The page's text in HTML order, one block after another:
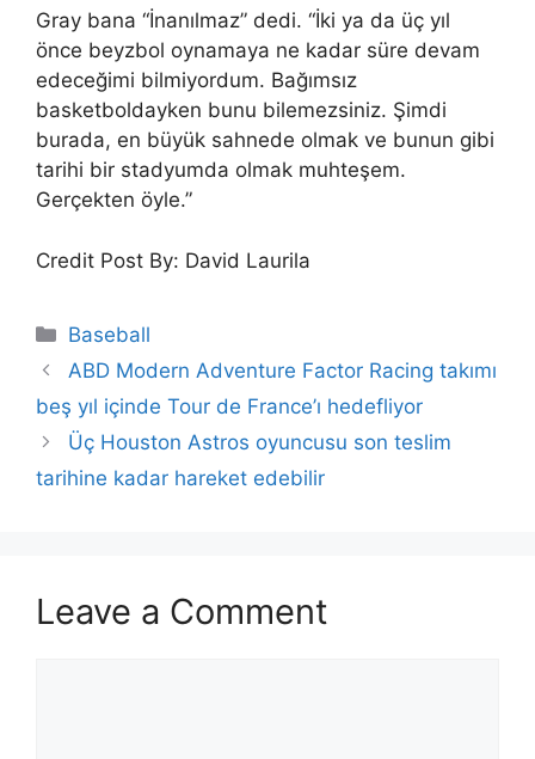
Gray bana “İnanılmaz” dedi. “İki ya da üç yıl
önce beyzbol oynamaya ne kadar süre devam
edeceğimi bilmiyordum. Bağımsız
basketboldayken bunu bilemezsiniz. Şimdi
burada, en büyük sahnede olmak ve bunun gibi
tarihi bir stadyumda olmak muhteşem.
Gerçekten öyle.”
Credit Post By: David Laurila
Categories
Baseball
ABD Modern Adventure Factor Racing takımı
beş yıl içinde Tour de France’ı hedefliyor
Üç Houston Astros oyuncusu son teslim
tarihine kadar hareket edebilir
Leave a Comment